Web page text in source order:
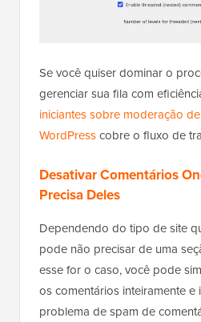
Se você quiser dominar o
gerenciar sua fila com
iniciantes sobre moderação
WordPresscobre o fluxo de
Desativar Comentários
Precisa Deles
Dependendo do tipo de site
pode não precisar de uma
esse for o caso, você pode
os comentários inteiramente e
problema de spam de